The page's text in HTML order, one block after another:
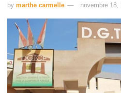
by marthe carmelle novembre 18,